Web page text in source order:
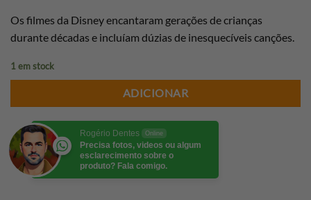
Os filmes da Disney encantaram gerações de crianças
durante décadas e incluíam dúzias de inesquecíveis canções.
1 em stock
ADICIONAR
Rogério Dentes Online
Precisa fotos, videos ou algum
esclarecimento sobre o
produto? Fala comigo.